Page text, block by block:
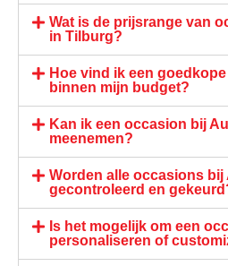
Wat is de prijsrange van
in Tilburg?
Hoe vind ik een
binnen mijn budget?
Kan ik een occasion bij
meenemen?
Worden alle occasions bij
gecontroleerd en
Is het mogelijk om een
personaliseren of